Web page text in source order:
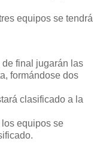
equipos se tendrá
final jugarán las
formándose dos
clasificado a la
equipos se